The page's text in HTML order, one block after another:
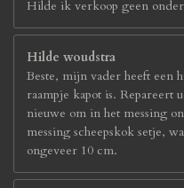
Hilde ik verkoop geen
Hilde woudstra
Beste, mijn vader heeft een
raampje kapot is. Repareert
nieuwe om in het messing
messing scheepskok setje,
ongeveer 10 cm.